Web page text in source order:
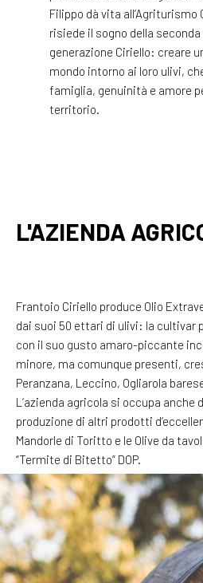
Filippo dà vita all’Agriturismo
risiede il sogno della seconda
generazione Ciriello: creare
mondo intorno ai loro ulivi,
famiglia, genuinità e amore
territorio.
L'AZIENDA
Frantoio Ciriello produce Olio
dai suoi 50 ettari di ulivi: la cultivar
con il suo gusto amaro-piccante
minore, ma comunque presenti,
Peranzana, Leccino, Ogliarola
L’azienda agricola si occupa anche
produzione di altri prodotti
Mandorle di Toritto e le Olive da
“Termite di Bitetto” DOP.